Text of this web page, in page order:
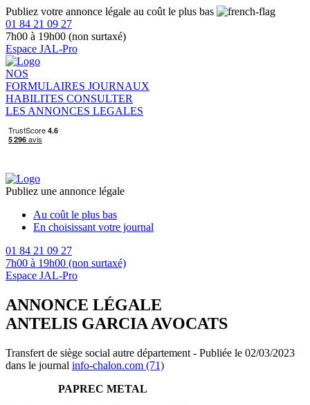
Publiez votre annonce légale au coût le plus bas
01 84 21 09 27
7h00 à 19h00 (non surtaxé)
Espace JAL-Pro
NOS
FORMULAIRES JOURNAUX
HABILITES CONSULTER
LES ANNONCES LEGALES
Publiez une annonce légale
Au coût le plus bas
En choisissant votre journal
01 84 21 09 27
7h00 à 19h00 (non surtaxé)
Espace JAL-Pro
ANNONCE LÉGALE
ANTELIS GARCIA AVOCATS
Transfert de siège social autre département - Publiée le 02/03/2023
dans le journal info-chalon.com (71)
PAPREC METAL